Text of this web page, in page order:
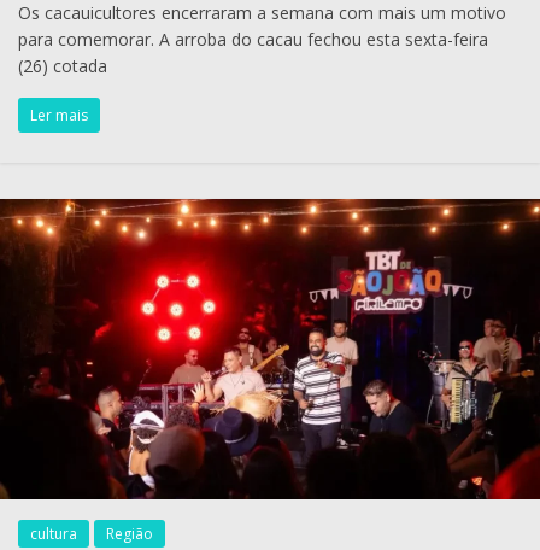
Os cacauicultores encerraram a semana com mais um motivo
para comemorar. A arroba do cacau fechou esta sexta-feira
(26) cotada
Ler mais
cultura Região